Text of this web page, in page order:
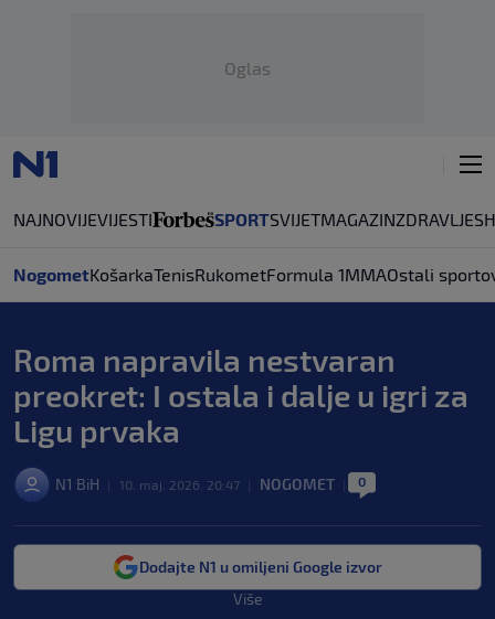
Oglas
NAJNOVIJEVIJESTI SPORTSVIJETMAGAZINZDRAVLJE
NogometKošarkaTenisRukometFormula 1MMAOstali
Roma napravila nestvaran
preokret: I ostala i dalje u igri za
Ligu prvaka
N1 BiH 10. maj. 2026. 20:47 NOGOMET 0
Dodajte N1 u omiljeni Google izvor
Više